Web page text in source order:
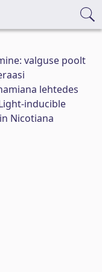
valguse poolt
lehtedes
inducible
Nicotiana